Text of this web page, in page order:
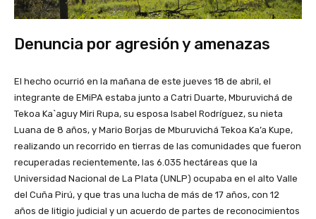
Denuncia por agresión y amenazas
El hecho ocurrió en la mañana de este jueves 18 de abril, el
integrante de EMiPA estaba junto a Catri Duarte, Mburuvichá de
Tekoa Ka`aguy Miri Rupa, su esposa Isabel Rodríguez, su nieta
Luana de 8 años, y Mario Borjas de Mburuvichá Tekoa Ka’a Kupe,
realizando un recorrido en tierras de las comunidades que fueron
recuperadas recientemente, las 6.035 hectáreas que la
Universidad Nacional de La Plata (UNLP) ocupaba en el alto Valle
del Cuña Pirú, y que tras una lucha de más de 17 años, con 12
años de litigio judicial y un acuerdo de partes de reconocimientos